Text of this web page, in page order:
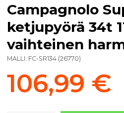
Campagnolo
ketjupyörä 34t
vaihteinen
MALLI: FC-SR134 (26770)
106,99 €